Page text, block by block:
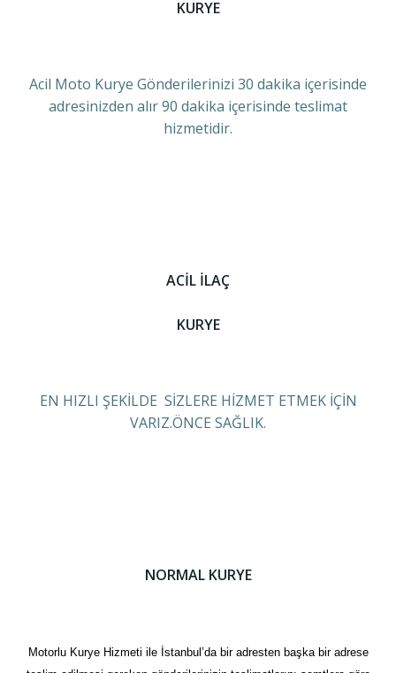
KURYE
Acil Moto Kurye Gönderilerinizi 30 dakika içerisinde
adresinizden alır 90 dakika içerisinde teslimat
hizmetidir.
ACİL İLAÇ
KURYE
EN HIZLI ŞEKİLDE SİZLERE HİZMET ETMEK İÇİN
VARIZ.ÖNCE SAĞLIK.
NORMAL KURYE
Motorlu Kurye Hizmeti ile İstanbul’da bir adresten başka bir adrese